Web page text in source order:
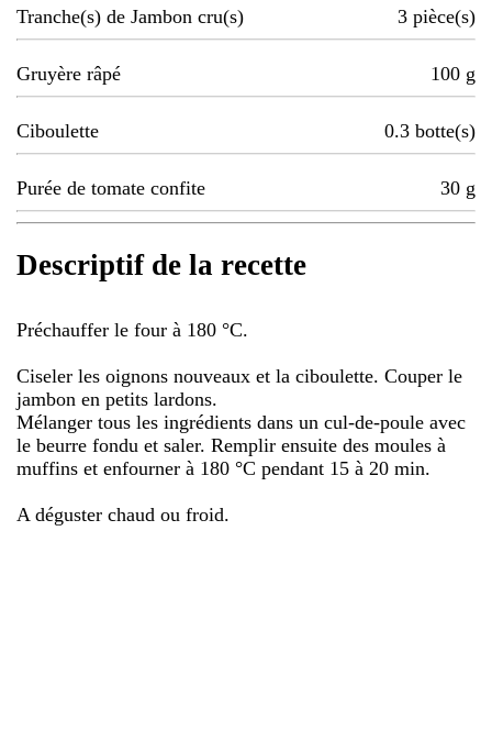
Tranche(s) de Jambon cru(s) 3 pièce(s)
Gruyère râpé 100 g
Ciboulette 0.3 botte(s)
Purée de tomate confite 30 g
Descriptif de la recette
Préchauffer le four à 180 °C.
Ciseler les oignons nouveaux et la ciboulette. Couper le
jambon en petits lardons.
Mélanger tous les ingrédients dans un cul-de-poule avec
le beurre fondu et saler. Remplir ensuite des moules à
muffins et enfourner à 180 °C pendant 15 à 20 min.
A déguster chaud ou froid.